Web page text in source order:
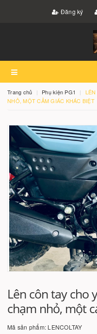
Đăng ký
Trang chủ Phụ kiện PG1
NHỎ, MỘT CẢM GIÁC KHÁC BIỆT
Lên côn tay cho
chạm nhỏ, một
Mã sản phẩm: LENCOLTAY